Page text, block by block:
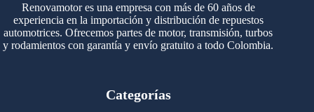
Renovamotor es una empresa con más de 60 años de
experiencia en la importación y distribución de repuestos
automotrices. Ofrecemos partes de motor, transmisión, turbos
y rodamientos con garantía y envío gratuito a todo Colombia.
Categorías